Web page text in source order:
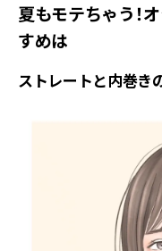
夏もモテちゃう！
すめは
ストレートと内巻き